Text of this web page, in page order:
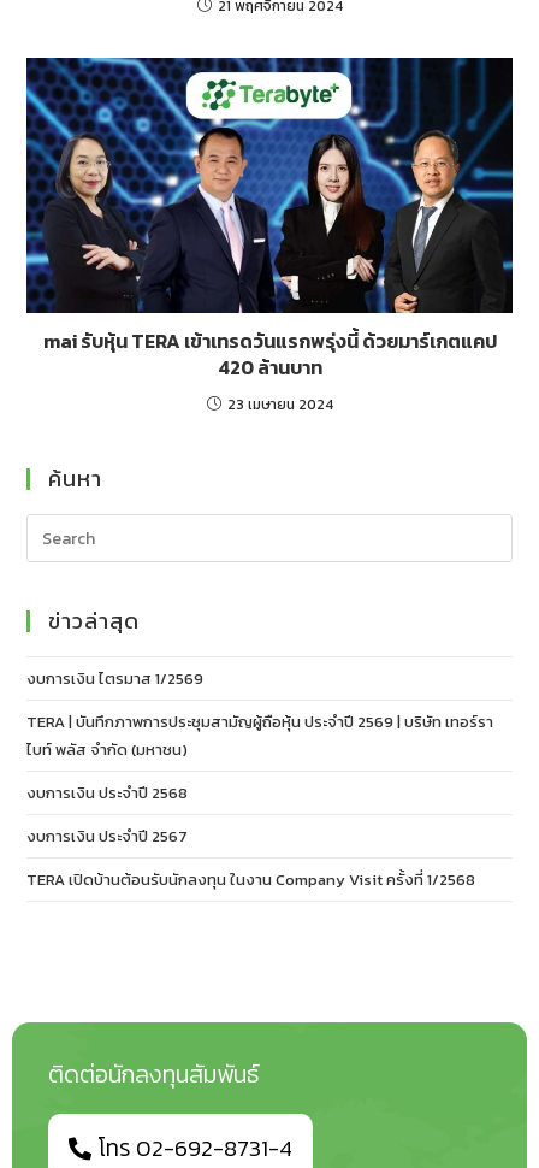
21 พฤศจิกายน 2024
mai รับหุ้น TERA เข้าเทรดวันแรกพรุ่งนี้ ด้วยมาร์เกตแคป
420 ล้านบาท
23 เมษายน 2024
ค้นหา
ข่าวล่าสุด
งบการเงิน ไตรมาส 1/2569
TERA | บันทึกภาพการประชุมสามัญผู้ถือหุ้น ประจำปี 2569 | บริษัท เทอร์รา
ไบท์ พลัส จำกัด (มหาชน)
งบการเงิน ประจำปี 2568
งบการเงิน ประจำปี 2567
TERA เปิดบ้านต้อนรับนักลงทุน ในงาน Company Visit ครั้งที่ 1/2568
ติดต่อนักลงทุนสัมพันธ์
โทร 02-692-8731-4